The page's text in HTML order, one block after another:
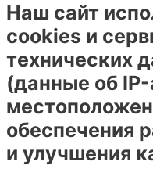
Наш сайт
cookies и
технических
(данные об
обеспечения
и улучшения